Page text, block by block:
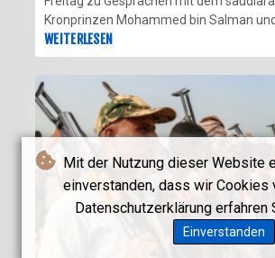
Mit der Nutzung dieser Website
einverstanden, dass wir Cookies
Datenschutzerklärung erfahren
Einverstanden
Kronprinzen Mohammed bin Salman
pakistanischen Regierungschef Shebaz
Saudi-Arabien. Bei dem eintägigen
werde Erdogan mit beiden
zusammentreffen, teilte der
des türkischen Präsidentenamts,
am Donnerstagabend im Onlinedienst X
bestätigte ein Gipfeltreffen in Dschiddah
WEITERLESEN